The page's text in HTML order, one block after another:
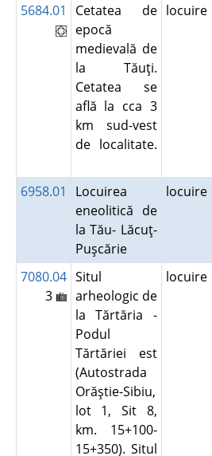
5684.01
Cetatea de
epocă
medievală de
la Tăuţi.
Cetatea se
află la cca 3
km sud-vest
de localitate.
locuire
6958.01
Locuirea
eneolitică de
la Tău- Lăcuţ-
Puşcărie
locuire
7080.04
3
Situl
arheologic de
la Tărtăria -
Podul
Tărtăriei est
(Autostrada
Orăştie-Sibiu,
lot 1, Sit 8,
km. 15+100-
15+350). Situl
locuire